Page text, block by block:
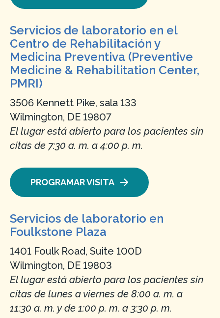
Servicios de laboratorio en el
Centro de Rehabilitación y
Medicina Preventiva (Preventive
Medicine & Rehabilitation Center,
PMRI)
3506 Kennett Pike, sala 133
Wilmington, DE 19807
El lugar está abierto para los pacientes sin
citas de 7:30 a. m. a 4:00 p. m.
PROGRAMAR VISITA
Servicios de laboratorio en
Foulkstone Plaza
1401 Foulk Road, Suite 100D
Wilmington, DE 19803
El lugar está abierto para los pacientes sin
citas de lunes a viernes de 8:00 a. m. a
11:30 a. m. y de 1:00 p. m. a 3:30 p. m.